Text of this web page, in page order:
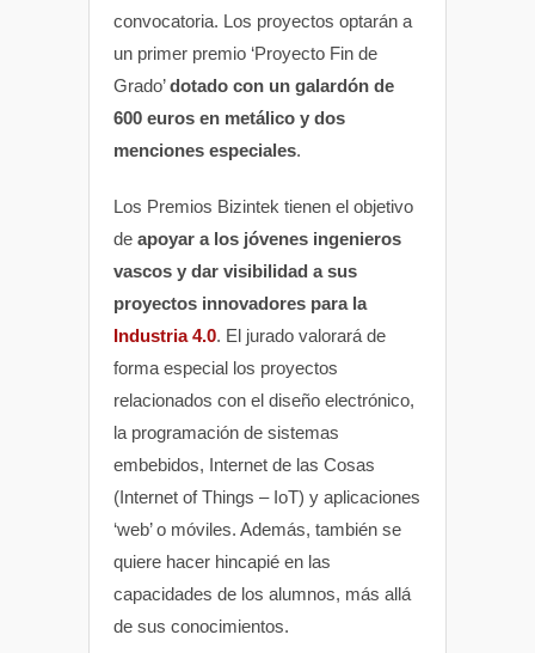
convocatoria. Los proyectos optarán a
un primer premio ‘Proyecto Fin de
Grado’dotado con un galardón de
600 euros en metálico y dos
menciones especiales.
Los Premios Bizintek tienen el objetivo
de apoyar a los jóvenes ingenieros
vascos y dar visibilidad a sus
proyectos innovadores para la
Industria 4.0. El jurado valorará de
forma especial los proyectos
relacionados con el diseño electrónico,
la programación de sistemas
embebidos, Internet de las Cosas
(Internet of Things – IoT) y aplicaciones
‘web’ o móviles. Además, también se
quiere hacer hincapié en las
capacidades de los alumnos, más allá
de sus conocimientos.